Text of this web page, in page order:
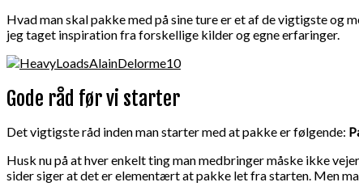
Hvad man skal pakke med på sine ture er et af de vigtigste og
jeg taget inspiration fra forskellige kilder og egne erfaringer.
Gode råd før vi starter
Det vigtigste råd inden man starter med at pakke er følgende:
Husk nu på at hver enkelt ting man medbringer måske ikke
sider siger at det er elementært at pakke let fra starten. Men